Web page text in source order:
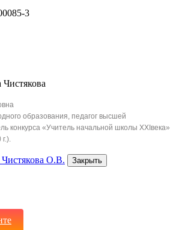
3
образования, педагог высшей
конкурса «Учитель начальной школы ХХIвека»
Чистякова О.В. Закрыть